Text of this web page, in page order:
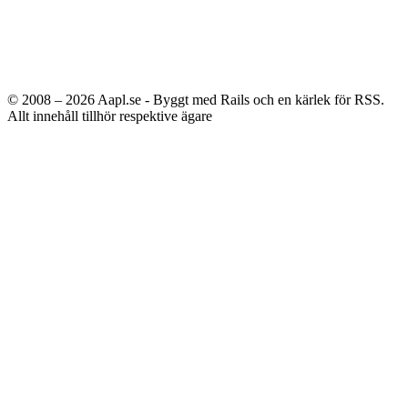
© 2008 – 2026 Aapl.se - Byggt med Rails och en kärlek för RSS.
Allt innehåll tillhör respektive ägare